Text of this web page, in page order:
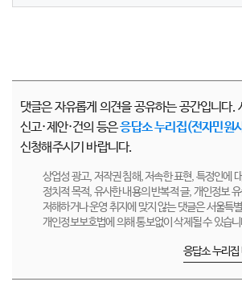
댓글은 자유롭게 의견을 공유하는 공간입니다.
신고·제안·건의 등은응답소 누리집(전자민원
신청해주시기 바랍니다.
상업성 광고, 저작권 침해, 저속한 표현, 특정인에
정치적 목적, 유사한 내용의 반복적 글, 개인정보
저해하거나 운영 취지에 맞지 않는 댓글은 서울특
개인정보보호법에 의해 통보없이 삭제될 수 있습
응답소 누리집